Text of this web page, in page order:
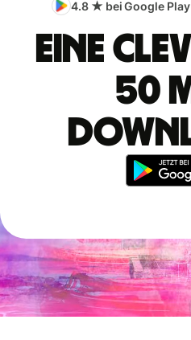
4.8 ★ bei Google
Eine
50